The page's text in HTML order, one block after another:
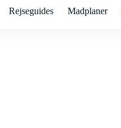
Rejseguides Madplaner